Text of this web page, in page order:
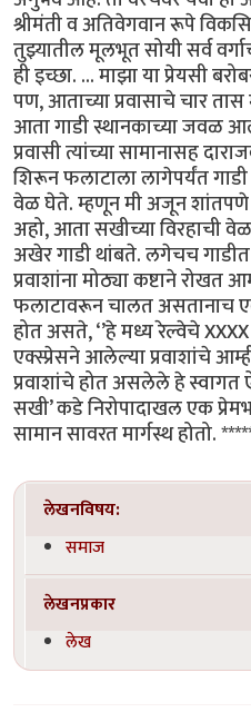
श्रीमंती व अतिवेगवान रूपे
तुझ्यातील मूलभूत सोयी सर्व
ही इच्छा. ... माझा या प्रेयसी
पण, आताच्या प्रवासाचे चार
आता गाडी स्थानकाच्या जवळ
प्रवासी त्यांच्या सामानासह
शिरून फलाटाला लागेपर्यंत
वेळ घेते. म्हणून मी अजून
अहो, आता सखीच्या विरहाची
अखेर गाडी थांबते. लगेचच
प्रवाशांना मोठ्या कष्टाने रोखत
फलाटावरून चालत असतानाच
होत असते, ‘’हे मध्य रेल्वेचे
एक्स्प्रेसने आलेल्या प्रवाशांचे
प्रवाशांचे होत असलेले हे स्वागत
सखी’ कडे निरोपादाखल एक
सामान सावरत मार्गस्थ होतो.
लेखनविषय:
समाज
लेखनप्रकार
लेख